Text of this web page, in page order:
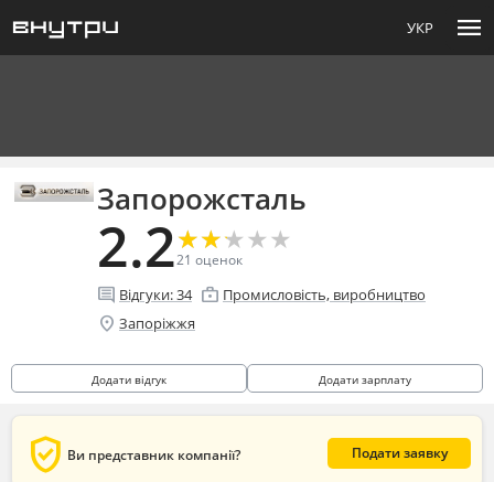
УКР menu
Запорожсталь
2.2★
★★
★★
★★
★★
★
21 оценок
comment Відгуки:34 enterprise Промисловість, виробництво
location_on Запоріжжя
Додати відгук Додати зарплату
verified_user Ви представник компанії? Подати заявку